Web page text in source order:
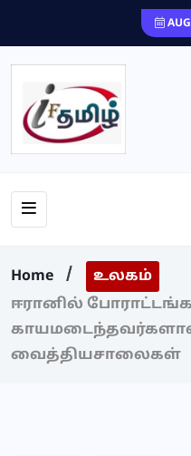
Home
உலகம்
ஈரானில்
காயமடைந்தவர்களால்
வைத்தியசாலைகள்